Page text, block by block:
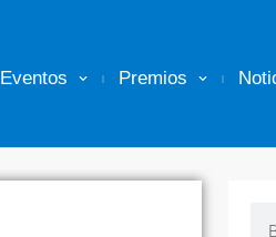
Eventos Premios